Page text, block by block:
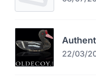
22/03/